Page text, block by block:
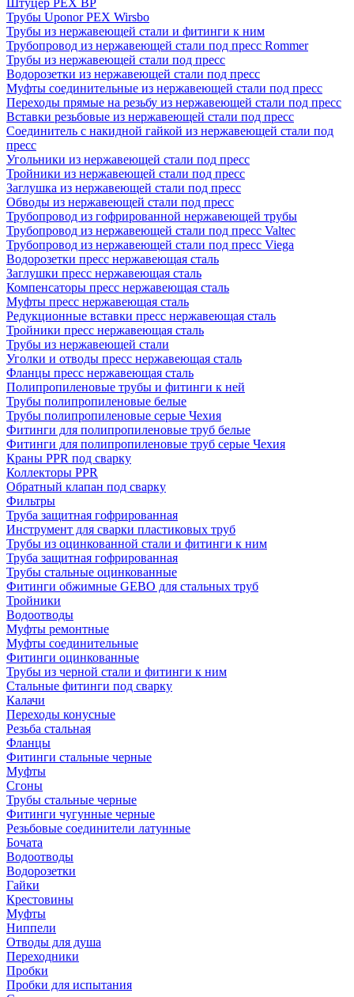
Трубы Uponor PEX Wirsbo
Трубы из нержавеющей стали и фитинги к ним
Трубопровод из нержавеющей стали под пресс Rommer
Трубы из нержавеющей стали под пресс
Водорозетки из нержавеющей стали под пресс
Муфты соединительные из нержавеющей стали под пресс
Переходы прямые на резьбу из нержавеющей стали под пресс
Вставки резьбовые из нержавеющей стали под пресс
Соединитель с накидной гайкой из нержавеющей стали под
пресс
Угольники из нержавеющей стали под пресс
Тройники из нержавеющей стали под пресс
Заглушка из нержавеющей стали под пресс
Обводы из нержавеющей стали под пресс
Трубопровод из гофрированной нержавеющей трубы
Трубопровод из нержавеющей стали под пресс Valtec
Трубопровод из нержавеющей стали под пресс Viega
Водорозетки пресс нержавеющая сталь
Заглушки пресс нержавеющая сталь
Компенсаторы пресс нержавеющая сталь
Муфты пресс нержавеющая сталь
Редукционные вставки пресс нержавеющая сталь
Тройники пресс нержавеющая сталь
Трубы из нержавеющей стали
Уголки и отводы пресс нержавеющая сталь
Фланцы пресс нержавеющая сталь
Полипропиленовые трубы и фитинги к ней
Трубы полипропиленовые белые
Трубы полипропиленовые серые Чехия
Фитинги для полипропиленовые труб белые
Фитинги для полипропиленовые труб серые Чехия
Краны PPR под сварку
Коллекторы PPR
Обратный клапан под сварку
Фильтры
Труба защитная гофрированная
Инструмент для сварки пластиковых труб
Трубы из оцинкованной стали и фитинги к ним
Труба защитная гофрированная
Трубы стальные оцинкованные
Фитинги обжимные GEBO для стальных труб
Тройники
Водоотводы
Муфты ремонтные
Муфты соединительные
Фитинги оцинкованные
Трубы из черной стали и фитинги к ним
Стальные фитинги под сварку
Калачи
Переходы конусные
Резьба стальная
Фланцы
Фитинги стальные черные
Муфты
Сгоны
Трубы стальные черные
Фитинги чугунные черные
Резьбовые соединители латунные
Бочата
Водоотводы
Водорозетки
Гайки
Крестовины
Муфты
Ниппели
Отводы для душа
Переходники
Пробки
Пробки для испытания